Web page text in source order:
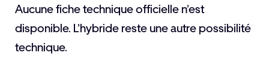
Aucune fiche technique officielle n’est
disponible. L’hybride reste une autre possibilité
technique.